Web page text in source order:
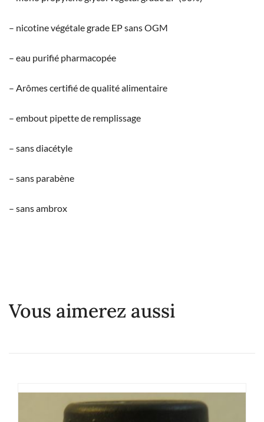
– nicotine végétale grade EP sans OGM
– eau purifié pharmacopée
– Arômes certifié de qualité alimentaire
– embout pipette de remplissage
– sans diacétyle
– sans parabène
– sans ambrox
Vous aimerez aussi